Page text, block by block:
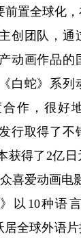
前置全球化
创团队，通
动画作品的
白蛇》系列
作，很好
行取得了不
获得了2亿
喜爱动画电
以10种语
全球外语片